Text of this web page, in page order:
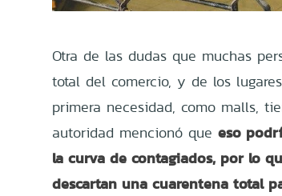
Otra de las dudas que muchas
total del comercio, y de los
primera necesidad, como malls,
autoridad mencionó queeso
la curva de contagiados, por lo
descartan una cuarentena total